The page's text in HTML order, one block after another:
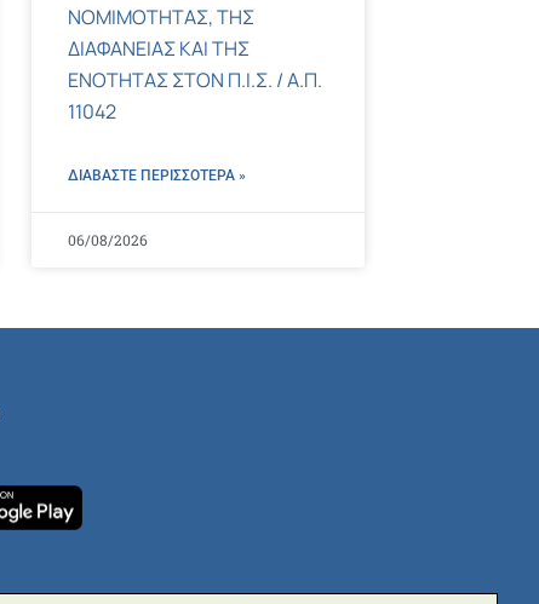
ΝΟΜΙΜΟΤΗΤΑΣ, ΤΗΣ
ΔΙΑΦΑΝΕΙΑΣ ΚΑΙ ΤΗΣ
ΕΝΟΤΗΤΑΣ ΣΤΟΝ Π.Ι.Σ. / Α.Π.
11042
ΔΙΑΒΑΣΤΕ ΠΕΡΙΣΣΌΤΕΡΑ »
06/08/2026